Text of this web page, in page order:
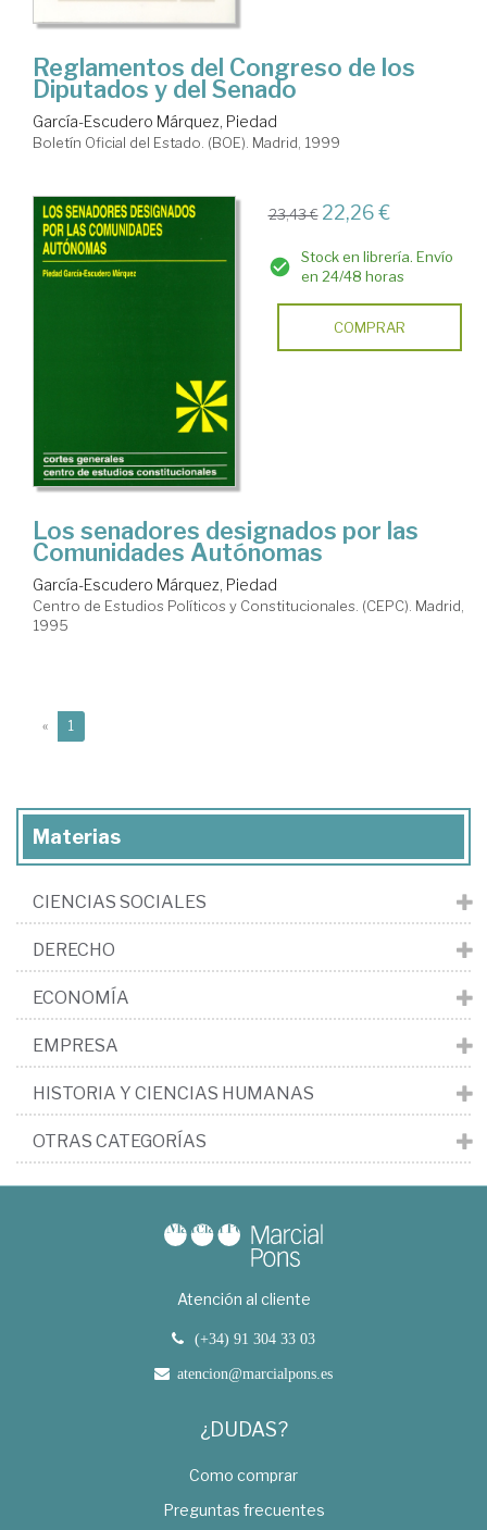
Reglamentos del Congreso de los
Diputados y del Senado
García-Escudero Márquez, Piedad
Boletín Oficial del Estado. (BOE). Madrid, 1999
23,43 € 22,26 €
Stock en librería. Envío
en 24/48 horas
COMPRAR
Los senadores designados por las
Comunidades Autónomas
García-Escudero Márquez, Piedad
Centro de Estudios Políticos y Constitucionales. (CEPC). Madrid,
1995
« 1
Materias
CIENCIAS SOCIALES
DERECHO
ECONOMÍA
EMPRESA
HISTORIA Y CIENCIAS HUMANAS
OTRAS CATEGORÍAS
Atención al cliente
(+34) 91 304 33 03
atencion@marcialpons.es
¿DUDAS?
Como comprar
Preguntas frecuentes